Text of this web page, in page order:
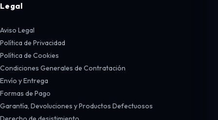
Legal
Aviso Legal
Política de Privacidad
Política de Cookies
Condiciones Generales de Contratación
Envío y Entrega
Formas de Pago
Garantía, Devoluciones y Productos Defectuosos